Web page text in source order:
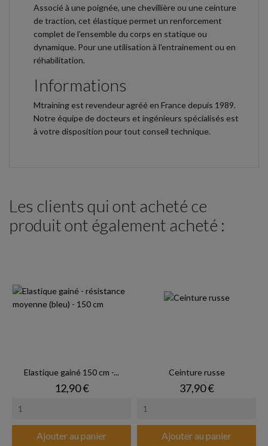
Associé à une poignée, une chevillière ou une ceinture
de traction, cet élastique permet un renforcement
complet de l'ensemble du corps en statique ou
dynamique. Pour une utilisation à l'entrainement ou en
réhabilitation.
Informations
Mtraining est revendeur agréé en France depuis 1989.
Notre équipe de docteurs et ingénieurs spécialisés est
à votre disposition pour tout conseil technique.
Les clients qui ont acheté ce
produit ont également acheté :
Elastique gainé 150 cm -...
Prix
12,90 €
Ajouter au panier
Ceinture russe
Prix
37,90 €
Ajouter au panier